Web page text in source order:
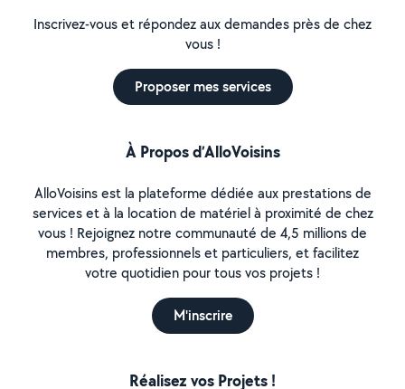
Inscrivez-vous et répondez aux demandes près de chez
vous !
Proposer mes services
À Propos d’AlloVoisins
AlloVoisins est la plateforme dédiée aux prestations de
services et à la location de matériel à proximité de chez
vous ! Rejoignez notre communauté de 4,5 millions de
membres, professionnels et particuliers, et facilitez
votre quotidien pour tous vos projets !
M'inscrire
Réalisez vos Projets !